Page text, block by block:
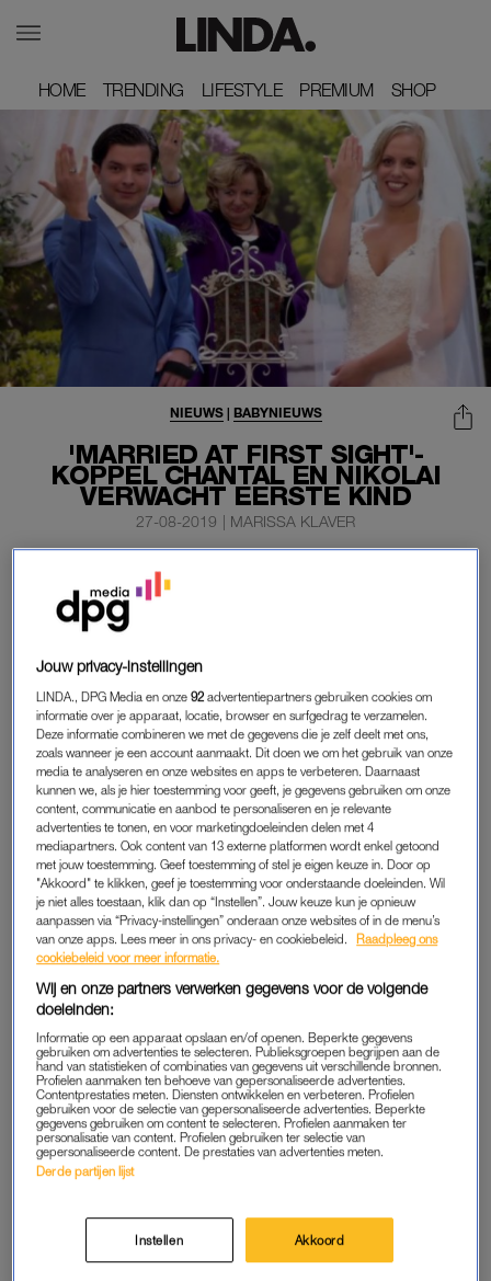
HOME
HOME TRENDING
TRENDING LIFESTYLE
LIFESTYLE PREMIUM
PREMIUM SHOP
SHOP
'MARRIED AT FIRST SIGHT'-
KOPPEL CHANTAL EN NIKOLAI
VERWACHT EERSTE KIND
NIEUWS| BABYNIEUWS
27-08-2019 | MARISSA KLAVER
Het tv-programma ‘Married at First Sight’ is een
vruchtbaar programma. Na Patty en Bram uit het eerste
seizoen verwachten Nikolai en Chantal uit seizoen twee
Chantal maakte het nieuws bekend op de Instagram-pagina
vanRTL Boulevard.
ENIGE KOPPEL
Alle andere koppels uit het tweede seizoen gingen uit elkaar,
net als de getrouwde stellen van het derde en het vierde
seizoen. Maar tussen Nikolai en Chantal zat het al snel goed,
en ze bleven bij elkaar en zijn inmiddels al drie jaar
getrouwd.”Ik had dit nooit verwacht, maar dit is misschien wel
des te leuker”, zegt Chantal over haar zwangerschap.
Dochter voor ‘Married at First Sight’ koppel Patty en Bram
SUCCESNUMMERS
InMarried at First Sightworden vreemden door een team van
wetenschappers aan elkaar gekoppeld en trouwen ze zonder
Joost als laatste stel van het vierde seizoen de scheiding
hebben aangevraagd. Maar Nikolai en Chantal zijn niet de
Jouw privacy-instellingen
LINDA., DPG Media en onze92 advertentiepartners gebruiken cookies om
informatie over je apparaat, locatie, browser en surfgedrag te verzamelen.
Deze informatie combineren we met de gegevens die je zelf deelt met ons,
zoals wanneer je een account aanmaakt. Dit doen we om het gebruik van onze
media te analyseren en onze websites en apps te verbeteren. Daarnaast
kunnen we, als je hier toestemming voor geeft, je gegevens gebruiken om onze
content, communicatie en aanbod te personaliseren en je relevante
advertenties te tonen, en voor marketingdoeleinden delen met 4
mediapartners. Ook content van 13 externe platformen wordt enkel getoond
met jouw toestemming. Geef toestemming of stel je eigen keuze in. Door op
"Akkoord" te klikken, geef je toestemming voor onderstaande doeleinden. Wil
je niet alles toestaan, klik dan op “Instellen”. Jouw keuze kun je opnieuw
aanpassen via “Privacy-instellingen” onderaan onze websites of in de menu’s
van onze apps. Lees meer in ons privacy- en cookiebeleid.
Raadpleeg ons
cookiebeleid voor meer informatie.
Wij en onze partners verwerken gegevens voor de volgende
doeleinden:
Informatie op een apparaat opslaan en/of openen. Beperkte gegevens
gebruiken om advertenties te selecteren. Publieksgroepen begrijpen aan de
hand van statistieken of combinaties van gegevens uit verschillende bronnen.
Profielen aanmaken ten behoeve van gepersonaliseerde advertenties.
Contentprestaties meten. Diensten ontwikkelen en verbeteren. Profielen
gebruiken voor de selectie van gepersonaliseerde advertenties. Beperkte
gegevens gebruiken om content te selecteren. Profielen aanmaken ter
personalisatie van content. Profielen gebruiken ter selectie van
gepersonaliseerde content. De prestaties van advertenties meten.
Derde partijen lijst
Instellen Akkoord